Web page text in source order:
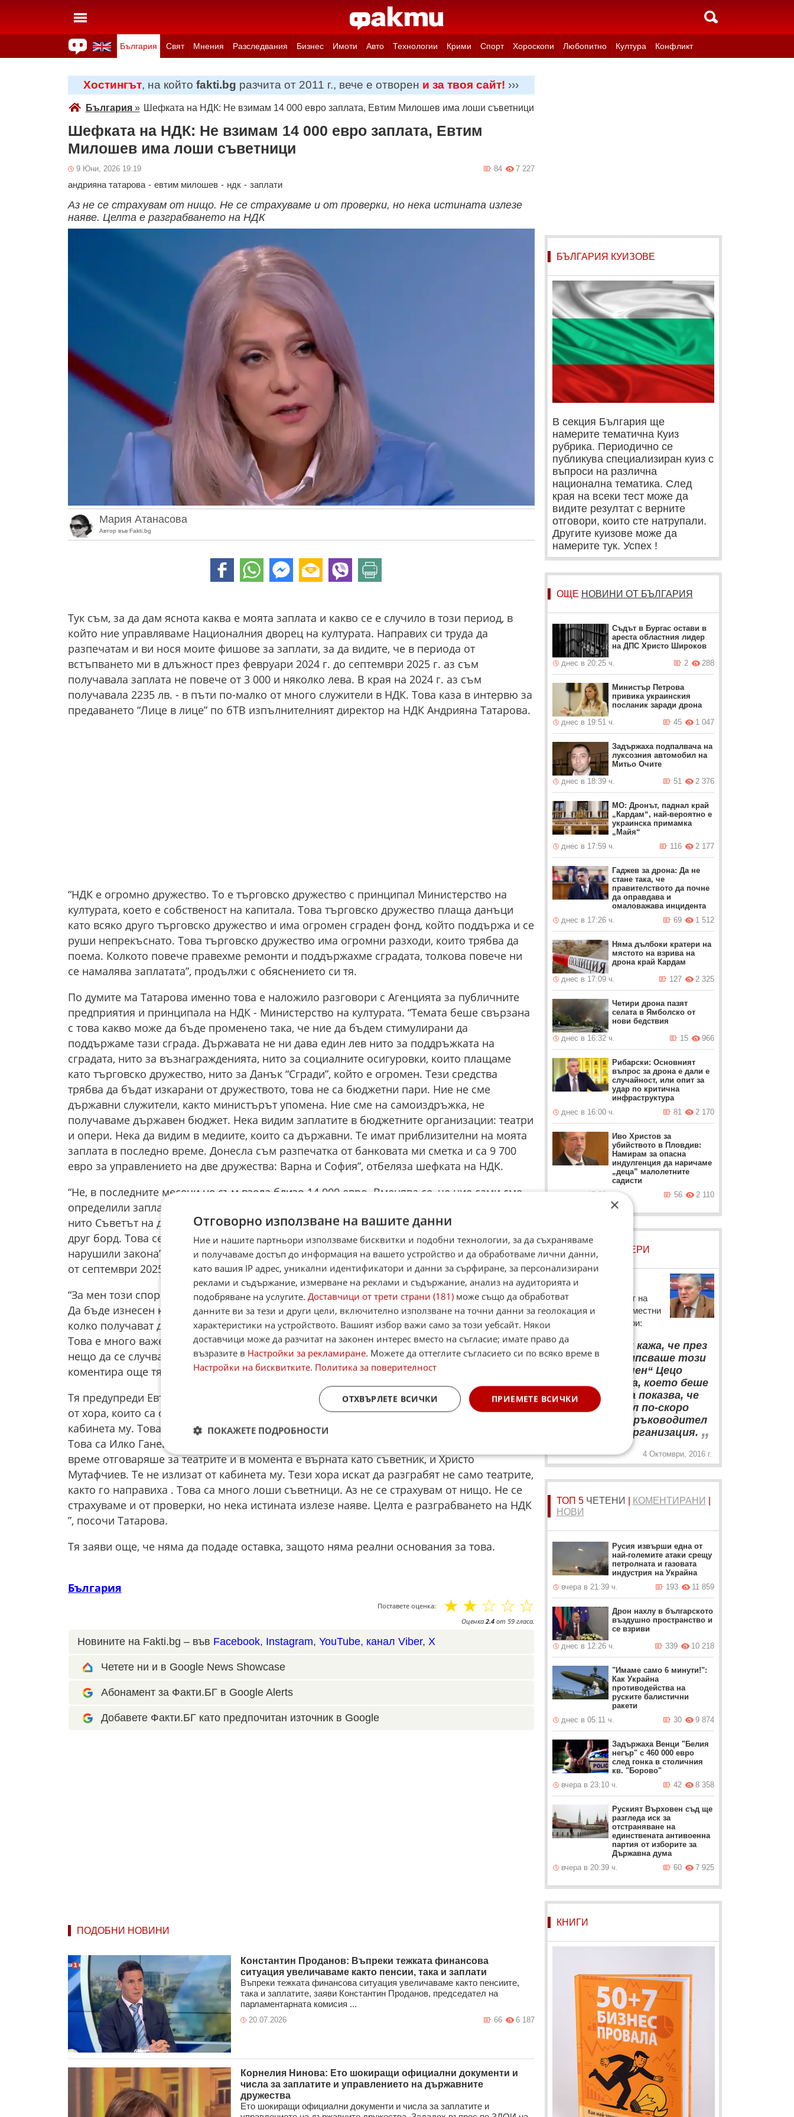
България Свят Мнения Разследвания Бизнес Имоти Авто Технологии Крими Спорт Хороскопи Любопитно Култура Конфликт
Хостингът, на който fakti.bg разчита от 2011 г., вече е отворен и за твоя сайт! ›››
България» Шефката на НДК: Не взимам 14 000 евро заплата, Евтим Милошев има лоши съветници
Шефката на НДК: Не взимам 14 000 евро заплата, Евтим
Милошев има лоши съветници
9 Юни, 2026 19:19 7 227
84
андрияна татарова - евтим милошев - ндк - заплати
Аз не се страхувам от нищо. Не се страхуваме и от проверки, но нека истината излезе
наяве. Целта е разграбването на НДК
Мария Атанасова
Автор във Fakti.bg
Тук съм, за да дам яснота каква е моята заплата и какво се е случило в този период, в
който ние управляваме Националния дворец на културата. Направих си труда да
разпечатам и ви нося моите фишове за заплати, за да видите, че в периода от
встъпването ми в длъжност през февруари 2024 г. до септември 2025 г. аз съм
получавала заплата не повече от 3 000 и няколко лева. В края на 2024 г. аз съм
получавала 2235 лв. - в пъти по-малко от много служители в НДК. Това каза в интервю за
предаването “Лице в лице” по бТВ изпълнителният директор на НДК Андрияна Татарова.
“НДК е огромно дружество. То е търговско дружество с принципал Министерство на
културата, което е собственост на капитала. Това търговско дружество плаща данъци
като всяко друго търговско дружество и има огромен сграден фонд, който поддържа и се
руши непрекъснато. Това търговско дружество има огромни разходи, които трябва да
поема. Колкото повече правехме ремонти и поддържахме сградата, толкова повече ни
се намалява заплатата”, продължи с обяснението си тя.
По думите ма Татарова именно това е наложило разговори с Агенцията за публичните
предприятия и принципала на НДК - Министерство на културата. “Темата беше свързана
с това какво може да бъде променено така, че ние да бъдем стимулирани да
поддържаме тази сграда. Държавата не ни дава един лев нито за поддръжката на
сградата, нито за възнагражденията, нито за социалните осигуровки, които плащаме
като търговско дружество, нито за Данък “Сгради”, който е огромен. Тези средства
трябва да бъдат изкарани от дружеството, това не са бюджетни пари. Ние не сме
държавни служители, както министърът упомена. Ние сме на самоиздръжка, не
получаваме държавен бюджет. Нека видим заплатите в бюджетните организации: театри
и опери. Нека да видим в медиите, които са държавни. Те имат приблизителни на моята
заплата в последно време. Донесла съм разпечатка от банковата ми сметка и са 9 700
евро за управлението на две дружества: Варна и София”, отбеляза шефката на НДК.
“Не, в последните месеци не съм взела близо 14 000 евро. Вменява се, че ние сами сме
определили заплатите си и сме взели такова решение. Ние не определяме нищо сами:
нито Съветът на директорите, нито аз като изпълнителен директор, нито който и да е
друг борд. Това се решава по методология. Бъдете абсолютно сигурни, че не сме
нарушили закона”, Андрияна Татарова, като посочи, че заплатата ѝ е станала по-висока
от септември 2025 г.
“За мен този спор е махленски. За мен диалогът е много по-съществен да бъде изнесен.
Да бъде изнесен колко получават бюджетните организации в културата, да бъде изнесен
колко получават директорите на телевизиите, медиите, които са от държавния бюджет.
Това е много важен разговор, който трябва да се изнесе извън НДК. Много е тъжно това
нещо да се случва през медиите. Според мен, трябва да има институционален диалог”,
коментира още тя.
Тя предупреди Евтим Милошев, че е заобиколен от “лоши съветници”. “Той е подведен
от хора, които са около него. Атаката идва от едни и същи хора, които не излизат от
кабинета му. Това са хора, които са ограбили театрите, поне двама от тях със сигурност.
Това са Илко Ганев, който беше заместник-министър, г-жа Михайлова, която дълго
време отговаряше за театрите и в момента е върната като съветник, и Христо
Мутафчиев. Те не излизат от кабинета му. Тези хора искат да разграбят не само театрите,
както го направиха . Това са много лоши съветници. Аз не се страхувам от нищо. Не се
страхуваме и от проверки, но нека истината излезе наяве. Целта е разграбването на НДК
”, посочи Татарова.
Тя заяви още, че няма да подаде оставка, защото няма реални основания за това.
България
Поставете оценка: ☆
☆
☆
☆
☆
Оценка 2.4от 59гласа.
Новините на Fakti.bg – във Facebook, Instagram, YouTube, канал Viber, X
Четете ни и в Google News Showcase
Абонамент за Факти.БГ в Google Alerts
Добавете Факти.БГ като предпочитан източник в Google
ПОДОБНИ НОВИНИ
Константин Проданов: Въпреки тежката финансова
ситуация увеличаваме както пенсии, така и заплати
Въпреки тежката финансова ситуация увеличаваме както пенсиите,
така и заплатите, заяви Константин Проданов, председател на
парламентарната комисия ...
20.07.2026 6 187
66
Корнелия Нинова: Ето шокиращи официални документи и
числа за заплатите и управлението на държавните
дружества
Ето шокиращи официални документи и числа за заплатите и
БЪЛГАРИЯ КУИЗОВЕ
В секция България ще
намерите тематична Куиз
рубрика. Периодично се
публикува специализиран куиз с
въпроси на различна
национална тематика. След
края на всеки тест може да
видите резултат с верните
отговори, които сте натрупали.
Другите куизове може да
намерите тук. Успех !
ОЩЕ НОВИНИ ОТ БЪЛГАРИЯ
Съдът в Бургас остави в
ареста областния лидер
на ДПС Христо Широков
днес в 20:25 ч.
288
2
Министър Петрова
привика украинския
посланик заради дрона
днес в 19:51 ч.
1 047
45
Задържаха подпалвача на
луксозния автомобил на
Митьо Очите
днес в 18:39 ч.
2 376
51
МО: Дронът, паднал край
„Кардам“, най-вероятно е
украинска примамка
„Майя“
днес в 17:59 ч.
2 177
116
Гаджев за дрона: Да не
стане така, че
правителството да почне
да оправдава и
омаловажава инцидента
днес в 17:26 ч.
1 512
69
Няма дълбоки кратери на
мястото на взрива на
дрона край Кардам
днес в 17:09 ч.
2 325
127
Четири дрона пазят
селата в Ямболско от
нови бедствия
днес в 16:32 ч.
966
15
Рибарски: Основният
въпрос за дрона е дали е
случайност, или опит за
удар по критична
инфраструктура
днес в 16:00 ч.
2 170
81
Иво Христов за
убийството в Пловдив:
Намирам за опасна
индулгенция да наричаме
„деца” малолетните
садисти
днес в 15:38 ч.
2 110
56
ЛОВЦИ НА БИСЕРИ
Румен Петков
Зам.-председателят на
АБВ за частичните местни
избори на 2 октомври:
“ Трябва да ви кажа, че през
тези дни ми липсваше този
„добър и човечен“ Цецо
Цветанов. Това, което беше
направено сега показва, че
Цветанов е бил по-скоро
готов само за ръководител
на пионерска организация. „
4 Октомври, 2016 г.
ТОП 5 ЧЕТЕНИ КОМЕНТИРАНИ
НОВИ
Русия извърши една от
най-големите атаки срещу
петролната и газовата
индустрия на Украйна
вчера в 21:39 ч.
11 859
193
Дрон нахлу в българското
въздушно пространство и
се взриви
днес в 12:26 ч.
10 218
339
"Имаме само 6 минути!":
Как Украйна
противодейства на
руските балистични
ракети
днес в 05:11 ч.
9 874
30
Задържаха Венци "Белия
негър" с 460 000 евро
след гонка в столичния
кв. "Борово"
вчера в 23:10 ч.
8 358
42
Руският Върховен съд ще
разгледа иск за
отстраняване на
единствената антивоенна
партия от изборите за
Държавна дума
вчера в 20:39 ч.
7 925
60
КНИГИ
×
Отговорно използване на вашите данни
Ние и нашите партньори използваме бисквитки и подобни технологии, за да съхраняваме
и получаваме достъп до информация на вашето устройство и да обработваме лични данни,
като вашия IP адрес, уникални идентификатори и данни за сърфиране, за персонализирани
реклами и съдържание, измерване на реклами и съдържание, анализ на аудиторията и
подобряване на услугите. Доставчици от трети страни (181) може също да обработват
данните ви за тези и други цели, включително използване на точни данни за геолокация и
характеристики на устройството. Вашият избор важи само за този уебсайт. Някои
доставчици може да разчитат на законен интерес вместо на съгласие; имате право да
възразите в Настройки за рекламиране. Можете да оттеглите съгласието си по всяко време в
Настройки на бисквитките. Политика за поверителност
ПРИЕМЕТЕ ВСИЧКИ
ОТХВЪРЛЕТЕ ВСИЧКИ
ПОКАЖЕТЕ ПОДРОБНОСТИ